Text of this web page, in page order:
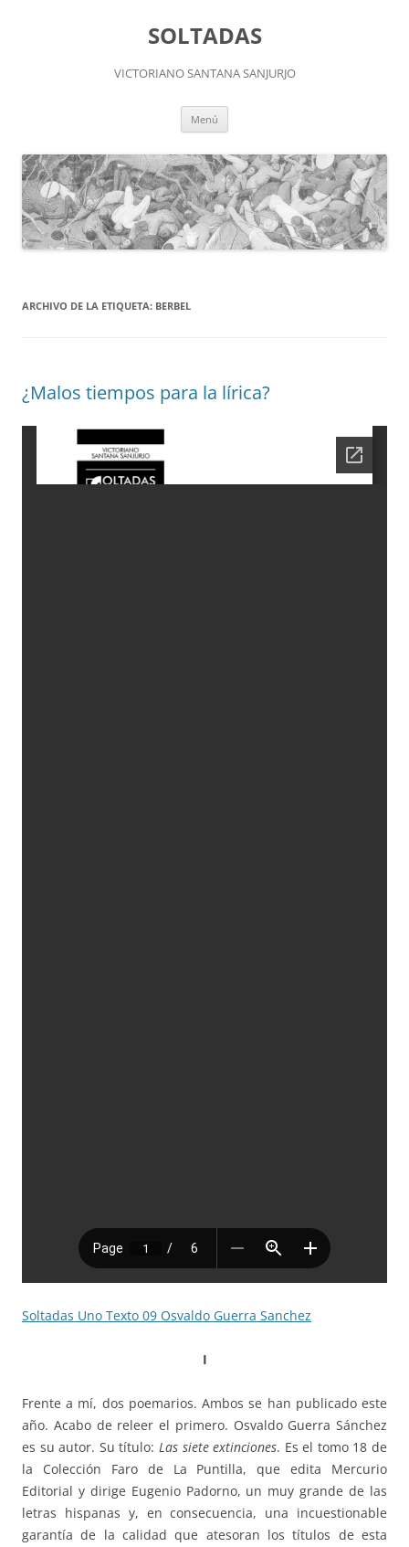
SOLTADAS
VICTORIANO SANTANA SANJURJO
Menú
ARCHIVO DE LA ETIQUETA: BERBEL
¿Malos tiempos para la lírica?
Soltadas Uno Texto 09 Osvaldo Guerra Sanchez
I
Frente a mí, dos poemarios. Ambos se han publicado este
año. Acabo de releer el primero. Osvaldo Guerra Sánchez
es su autor. Su título: Las siete extinciones. Es el tomo 18 de
la Colección Faro de La Puntilla, que edita Mercurio
Editorial y dirige Eugenio Padorno, un muy grande de las
letras hispanas y, en consecuencia, una incuestionable
garantía de la calidad que atesoran los títulos de esta